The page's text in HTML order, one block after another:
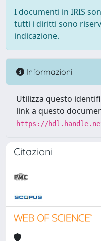
I documenti in IRIS
tutti i diritti sono
indicazione.
Informazioni
Utilizza questo
link a questo
https://
Citazioni